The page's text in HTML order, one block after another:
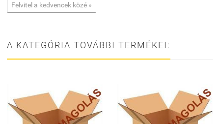
Felvitel a kedvencek közé »
A KATEGÓRIA TOVÁBBI TERMÉKEI: